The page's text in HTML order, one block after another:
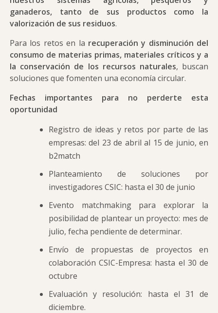
ganaderos, tanto de sus productos como la
valorización de sus residuos.
Para los retos en la recuperación y disminución del
consumo de materias primas, materiales críticos y a
la conservación de los recursos naturales, buscan
soluciones que fomenten una economía circular.
Fechas importantes para no perderte esta
oportunidad
Registro de ideas y retos por parte de las
empresas: del 23 de abril al 15 de junio, en
b2match
Planteamiento de soluciones por
investigadores CSIC: hasta el 30 de junio
Evento matchmaking para explorar la
posibilidad de plantear un proyecto: mes de
julio, fecha pendiente de determinar.
Envío de propuestas de proyectos en
colaboración CSIC-Empresa: hasta el 30 de
octubre
Evaluación y resolución: hasta el 31 de
diciembre.